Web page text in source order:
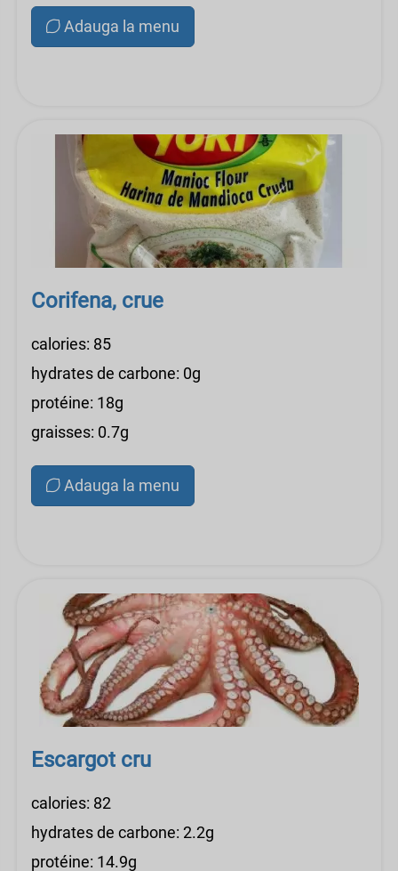
Adauga la menu
Corifena, crue
calories: 85
hydrates de carbone: 0g
protéine: 18g
graisses: 0.7g
Adauga la menu
Escargot cru
calories: 82
hydrates de carbone: 2.2g
protéine: 14.9g